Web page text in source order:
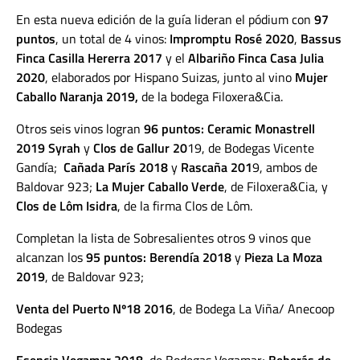
En esta nueva edición de la guía lideran el pódium con 97
puntos, un total de 4 vinos: Impromptu Rosé 2020, Bassus
Finca Casilla Hererra 2017 y el Albariño Finca Casa Julia
2020, elaborados por Hispano Suizas, junto al vino Mujer
Caballo Naranja 2019, de la bodega Filoxera&Cia.
Otros seis vinos logran 96 puntos: Ceramic Monastrell
2019 Syrah yClos de Gallur 2019, de Bodegas Vicente
Gandía; Cañada París 2018y Rascaña 2019, ambos de
Baldovar 923; La Mujer Caballo Verde, de Filoxera&Cia, y
Clos de Lôm Isidra, de la firma Clos de Lôm.
Completan la lista de Sobresalientes otros 9 vinos que
alcanzan los95 puntos: Berendía 2018y Pieza La Moza
2019, de Baldovar 923;
Venta del Puerto Nº18 2016, de Bodega La Viña/ Anecoop
Bodegas